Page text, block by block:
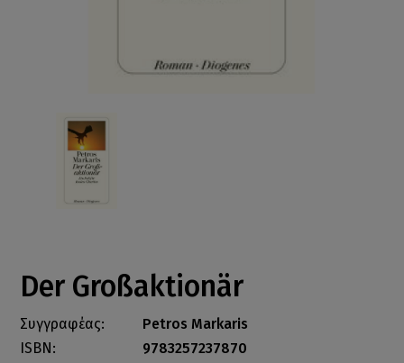
Der Großaktionär
Συγγραφέας:
Petros Markaris
ISBN:
9783257237870